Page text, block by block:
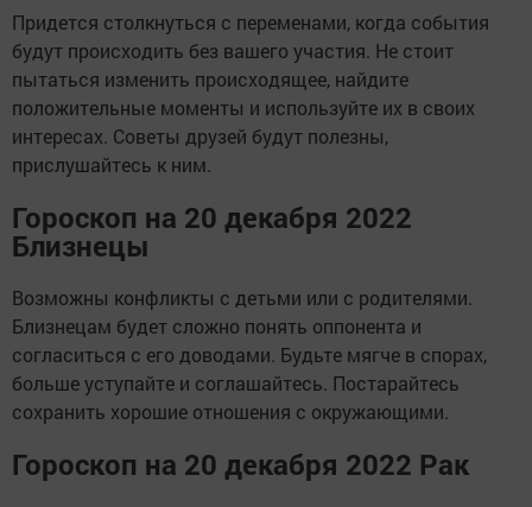
Придется столкнуться с переменами, когда события
будут происходить без вашего участия. Не стоит
пытаться изменить происходящее, найдите
положительные моменты и используйте их в своих
интересах. Советы друзей будут полезны,
прислушайтесь к ним.
Гороскоп на 20 декабря 2022
Близнецы
Возможны конфликты с детьми или с родителями.
Близнецам будет сложно понять оппонента и
согласиться с его доводами. Будьте мягче в спорах,
больше уступайте и соглашайтесь. Постарайтесь
сохранить хорошие отношения с окружающими.
Гороскоп на 20 декабря 2022 Рак